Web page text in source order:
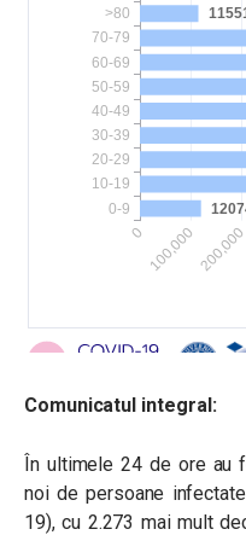
Comunicatul integral:
În ultimele 24 de ore au
noi de persoane
19), cu 2.273 mai mult